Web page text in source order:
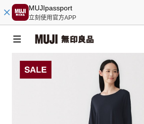
MUJIpassport
立刻使用官方APP